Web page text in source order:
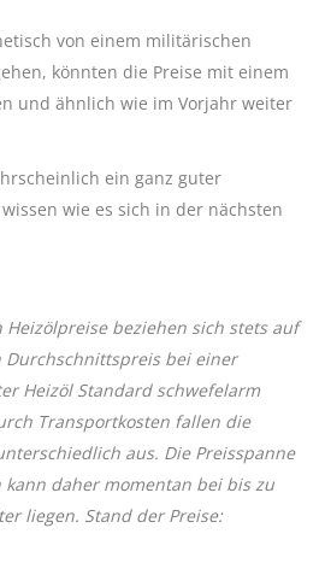
von einem militärischen
könnten die Preise mit einem
und ähnlich wie im Vorjahr weiter
ein ganz guter
wie es sich in der nächsten
beziehen sich stets auf
bei einer
Heizöl Standard schwefelarm
Transportkosten fallen die
aus. Die Preisspanne
kann daher momentan bei bis zu
liegen. Stand der Preise: